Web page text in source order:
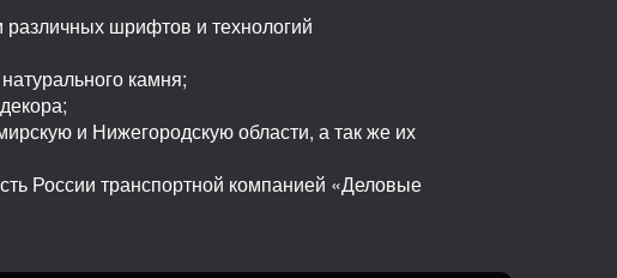
различных шрифтов и технологий
камня;
и Нижегородскую области, а так же их
России транспортной компанией «Деловые